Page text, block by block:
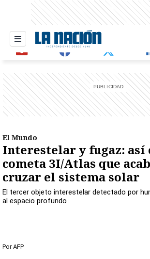
El Mundo
Interestelar y fugaz: así
cometa 3I/Atlas que
cruzar el sistema solar
El tercer objeto interestelar detectado por
al espacio profundo
Por AFP